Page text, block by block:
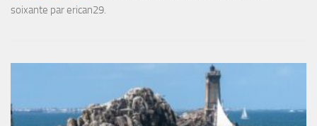
soixante par erican29.